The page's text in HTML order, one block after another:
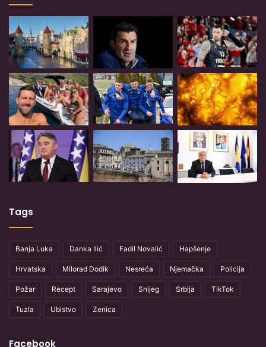
Tags
Banja Luka Danka Ilić Fadil Novalić Hapšenje
Hrvatska Milorad Dodik Nesreća Njemačka Policija
Požar Recept Sarajevo Snijeg Srbija TikTok
Tuzla Ubistvo Zenica
Facebook